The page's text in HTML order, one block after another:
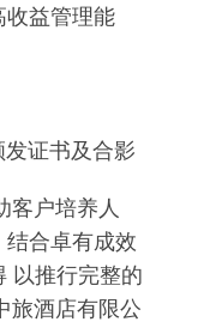
收益管理能
证书及合影
客户培养人
结合卓有成效
以推行完整的
旅酒店有限公